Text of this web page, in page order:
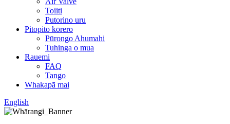
Toiiti
Putorino uru
Pitopito kōrero
Pūrongo Ahumahi
Tuhinga o mua
Rauemi
FAQ
Tango
Whakapā mai
English